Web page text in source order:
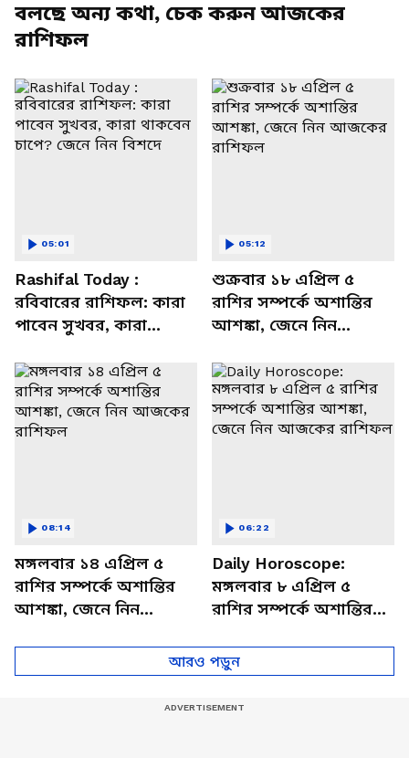
বলছে অন্য কথা, চেক করুন আজকের
রাশিফল
Rashifal Today :
রবিবারের রাশিফল: কারা
পাবেন সুখবর, কারা
বিশদে
05:01
শুক্রবার ১৮ এপ্রিল ৫
রাশির সম্পর্কে অশান্তির
আশঙ্কা, জেনে নিন
05:12
মঙ্গলবার ১৪ এপ্রিল ৫
রাশির সম্পর্কে অশান্তির
আশঙ্কা, জেনে নিন
08:14
Daily Horoscope:
মঙ্গলবার ৮ এপ্রিল ৫
রাশির সম্পর্কে অশান্তির
আজকের রাশিফল
06:22
আরও পড়ুন